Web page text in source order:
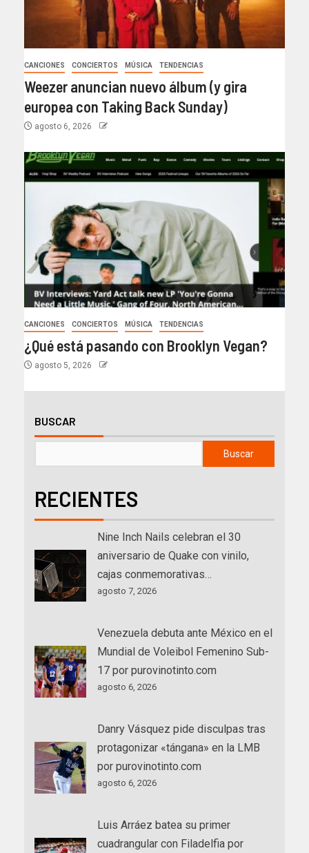
CANCIONES CONCIERTOS MÚSICA TENDENCIAS
Weezer anuncian nuevo álbum (y gira
europea con Taking Back Sunday)
agosto 6, 2026
CANCIONES CONCIERTOS MÚSICA TENDENCIAS
¿Qué está pasando con Brooklyn Vegan?
agosto 5, 2026
BUSCAR
Buscar
RECIENTES
Nine Inch Nails celebran el 30
aniversario de Quake con vinilo,
cajas conmemorativas…
agosto 7, 2026
Venezuela debuta ante México en el
Mundial de Voleibol Femenino Sub-
17 por purovinotinto.com
agosto 6, 2026
Danry Vásquez pide disculpas tras
protagonizar «tángana» en la LMB
por purovinotinto.com
agosto 6, 2026
Luis Arráez batea su primer
cuadrangular con Filadelfia por